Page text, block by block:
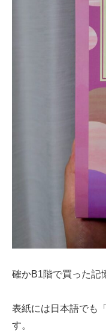
確かB1階で買った記
表紙には日本語でも
す。